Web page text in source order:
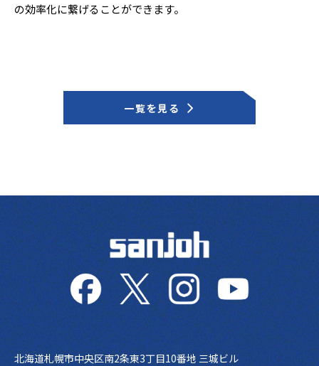
の効率化に繋げることができます。
一覧を見る
北海道札幌市中央区南2条東3丁目10番地 三城ビル